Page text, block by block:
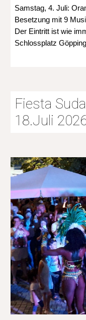
Samstag, 4. Juli:
Besetzung mit 9
Der Eintritt ist wie
Schlossplatz
Fiesta
18.Juli